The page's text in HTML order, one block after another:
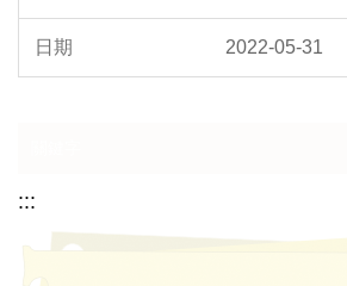
2022-05-31
:::